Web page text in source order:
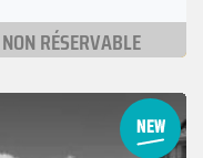
NON RÉSERVABLE